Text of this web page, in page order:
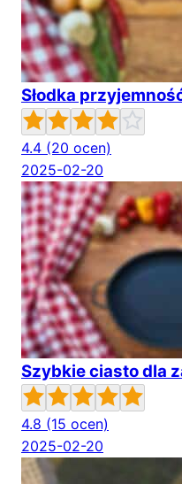
Słodka
4.4 (20 ocen)
2025-02-20
Szybkie ciasto dla
4.8 (15 ocen)
2025-02-20